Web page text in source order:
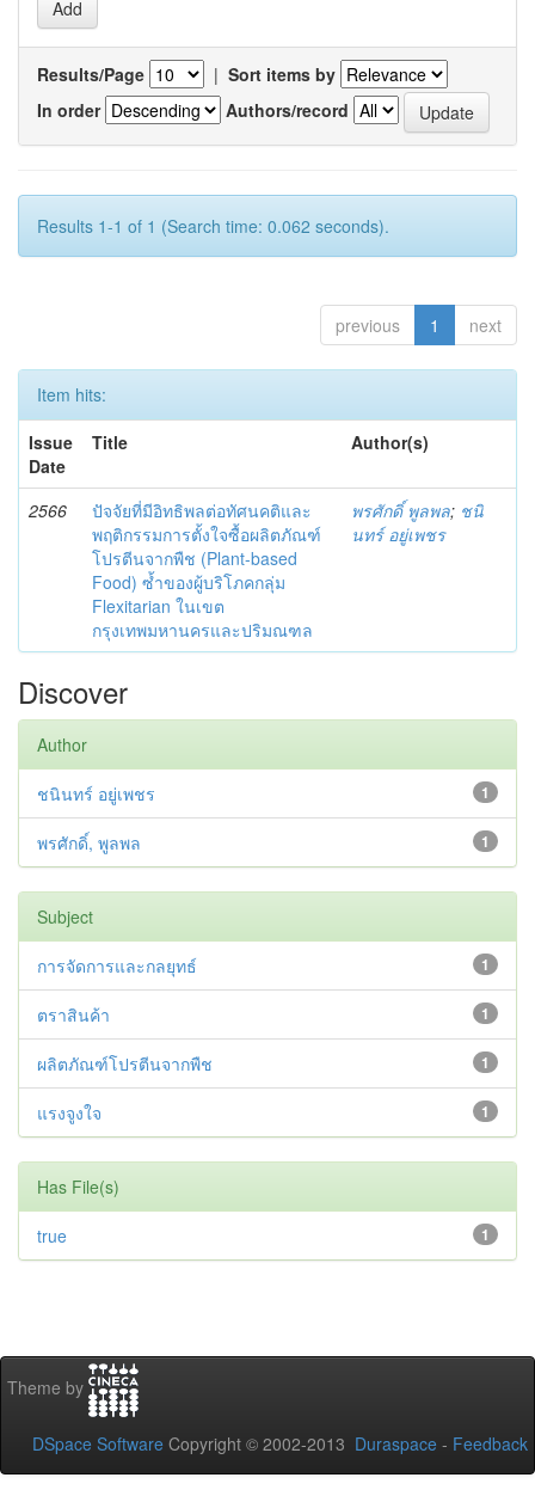
Results/Page | Sort items by
In order
Authors/record
Results 1-1 of 1 (Search time: 0.062 seconds).
previous 1 next
Item hits:
Issue
Date
Title Author(s)
2566
ปัจจัยที่มีอิทธิพลต่อทัศนคติและ
พฤติกรรมการตั้งใจซื้อผลิตภัณฑ์
โปรตีนจากพืช (Plant-based
Food) ซ้ำของผู้บริโภคกลุ่ม
Flexitarian ในเขต
กรุงเทพมหานครและปริมณฑล
พรศักดิ์ พูลพล; ชนิ
นทร์ อยู่เพชร
Discover
Author
1
ชนินทร์ อยู่เพชร
1
พรศักดิ์, พูลพล
Subject
1
การจัดการและกลยุทธ์
1
ตราสินค้า
1
ผลิตภัณฑ์โปรตีนจากพืช
1
แรงจูงใจ
Has File(s)
1
true
Theme by
DSpace Software Copyright © 2002-2013 Duraspace - Feedback